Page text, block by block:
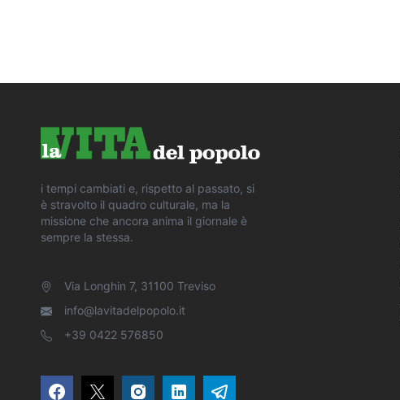
i tempi cambiati e, rispetto al passato, si
è stravolto il quadro culturale, ma la
missione che ancora anima il giornale è
sempre la stessa.
Via Longhin 7, 31100 Treviso
info@lavitadelpopolo.it
+39 0422 576850